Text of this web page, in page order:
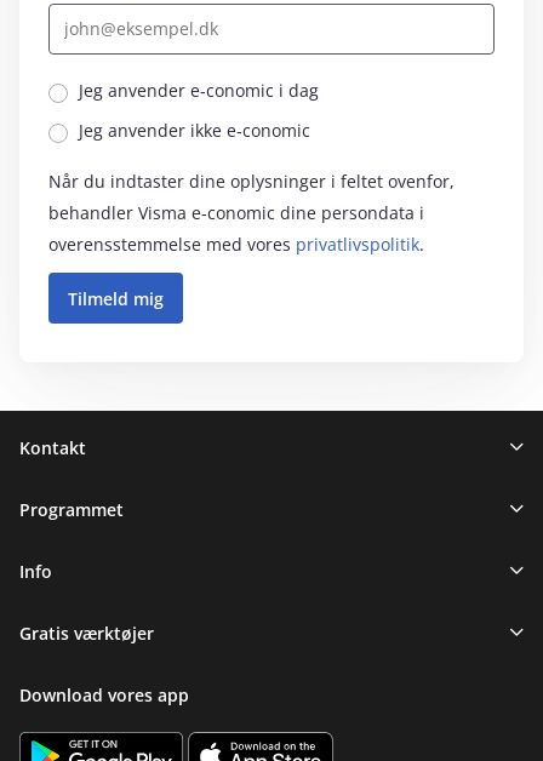
Jeg anvender e‑conomic i dag
Jeg anvender ikke e‑conomic
Når du indtaster dine oplysninger i feltet ovenfor,
behandler Visma e‑conomic dine persondata i
overensstemmelse med vores privatlivspolitik.
Sidefod
Kontakt
Programmet
Info
Gratis værktøjer
Download vores app